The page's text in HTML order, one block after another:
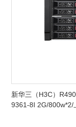
新华三（H3C）
9361-8I 2G/800w*2/